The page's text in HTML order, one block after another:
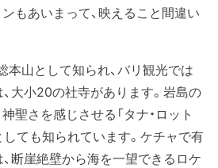
もあいまって、映えること間違い
本山として知られ、バリ観光では
、大小20の社寺があります。岩島の
聖さを感じさせる「タナ・ロット
しても知られています。ケチャで有
、断崖絶壁から海を一望できるロケ